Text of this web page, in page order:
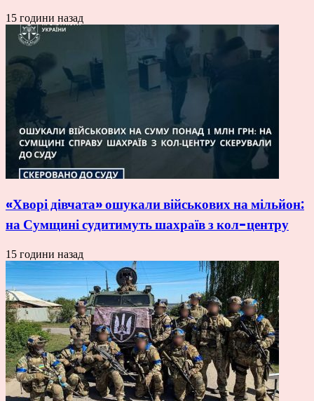
15 години назад
«Хворі дівчата» ошукали військових на мільйон:
на Сумщині судитимуть шахраїв з кол-центру
15 години назад